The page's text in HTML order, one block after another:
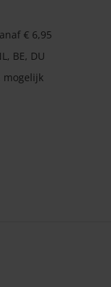
€ 6,95
BE, DU
mogelijk